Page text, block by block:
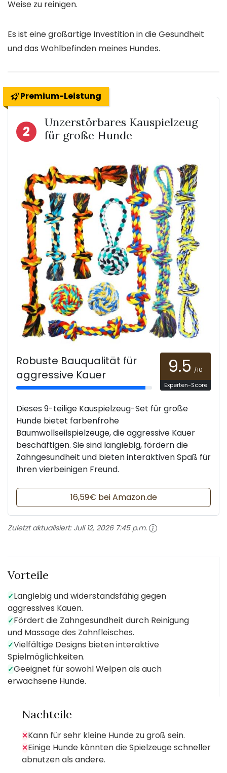
Weise zu reinigen.
Es ist eine großartige Investition in die Gesundheit
und das Wohlbefinden meines Hundes.
Premium-Leistung
2
Unzerstörbares Kauspielzeug
für große Hunde
Robuste Bauqualität für
aggressive Kauer
9.5 /10
Experten-Score
Dieses 9-teilige Kauspielzeug-Set für große
Hunde bietet farbenfrohe
Baumwollseilspielzeuge, die aggressive Kauer
beschäftigen. Sie sind langlebig, fördern die
Zahngesundheit und bieten interaktiven Spaß für
Ihren vierbeinigen Freund.
16,59€ bei Amazon.de
Zuletzt aktualisiert: Juli 12, 2026 7:45 p.m.
Vorteile
✓Langlebig und widerstandsfähig gegen
aggressives Kauen.
✓Fördert die Zahngesundheit durch Reinigung
und Massage des Zahnfleisches.
✓Vielfältige Designs bieten interaktive
Spielmöglichkeiten.
✓Geeignet für sowohl Welpen als auch
erwachsene Hunde.
Nachteile
✕Kann für sehr kleine Hunde zu groß sein.
✕Einige Hunde könnten die Spielzeuge schneller
abnutzen als andere.